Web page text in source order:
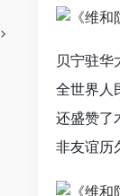
贝宁驻华
全世界人
还盛赞了
非友谊历